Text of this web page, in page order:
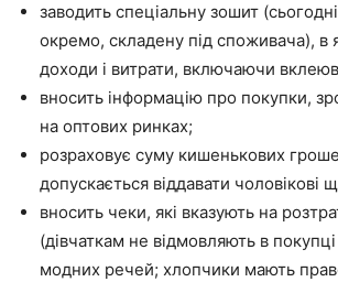
заводить спеціальну зошит
окремо, складену під споживача), в
доходи і витрати, включаючи
вносить інформацію про покупки,
на оптових ринках;
розраховує суму кишенькових
допускається віддавати чоловікові
вносить чеки, які вказують на
(дівчаткам не відмовляють в
модних речей; хлопчики мають